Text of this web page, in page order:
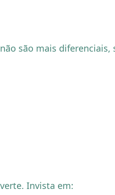
não são mais diferenciais,
Invista em: